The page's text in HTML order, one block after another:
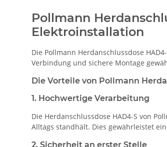
Pollmann
Elektroinstallation
Die Pollmann Herdanschlussdose
Verbindung und sichere Montage
Die Vorteile von Pollmann
1. Hochwertige Verarbeitung
Die Herdanschlussdose HAD4-S von
Alltags standhält. Dies gewährleistet
2. Sicherheit an erster Stelle